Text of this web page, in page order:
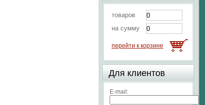
товаров
на сумму
перейти к корзине
Для клиентов
E-mail: